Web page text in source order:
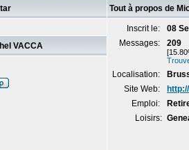
Tout à propos de
Inscrit le:
08
Messages:
209
Localisation:
Site Web:
Emploi:
Loisirs:
VACCA